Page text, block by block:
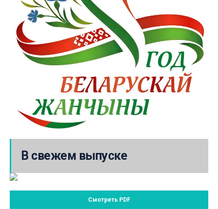
В свежем выпуске
Смотреть PDF